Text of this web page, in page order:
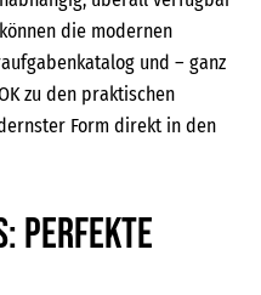
die modernen
und – ganz
zu den praktischen
Form direkt in den
Perfekte